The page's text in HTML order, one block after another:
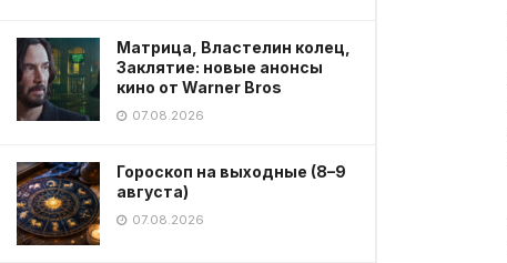
Матрица, Властелин колец,
Заклятие: новые анонсы
кино от Warner Bros
07.08.2026
Гороскоп на выходные (8–9
августа)
07.08.2026